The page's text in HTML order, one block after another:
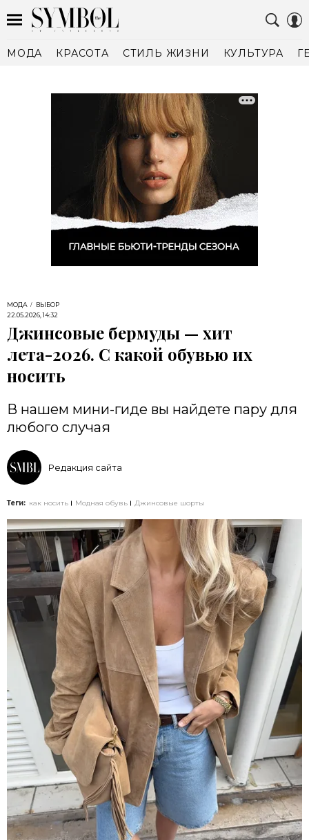
МОДА КРАСОТА СТИЛЬ ЖИЗНИ КУЛЬТУРА
МОДА
ВЫБОР
22.05.2026, 14:32
Джинсовые бермуды — хит
лета-2026. С какой обувью их
носить
В нашем мини-гиде вы найдете пару для
любого случая
Редакция сайта
Теги: как носить Модная обувь Джинсовые шорты